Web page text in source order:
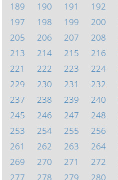
189
190 191 192
197
198 199 200
205
206 207 208
213
214 215 216
221
222 223 224
229
230 231 232
237
238 239 240
245
246 247 248
253
254 255 256
261
262 263 264
269
270 271 272
277
278 279 280